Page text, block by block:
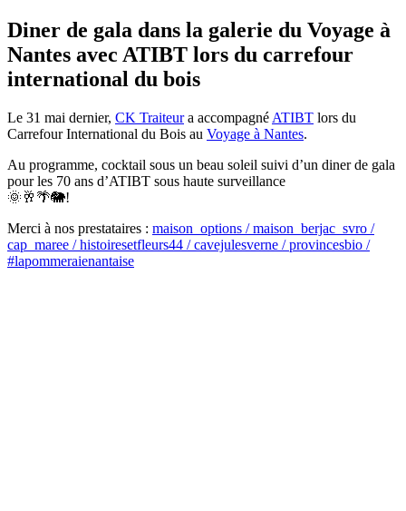
Diner de gala dans la galerie du Voyage à
Nantes avec ATIBT lors du carrefour
international du bois
Le 31 mai dernier, CK Traiteura accompagné ATIBT lors du
Carrefour International du Bois au Voyage à Nantes.
Au programme, cocktail sous un beau soleil suivi d’un diner de gala
pour les 70 ans d’ATIBT sous haute surveillance
🌞🥂🌴🐘!
Merci à nos prestataires : maison_options / maison_berjac_svro /
cap_maree / histoiresetfleurs44 / cavejulesverne / provincesbio /
#lapommeraienantaise